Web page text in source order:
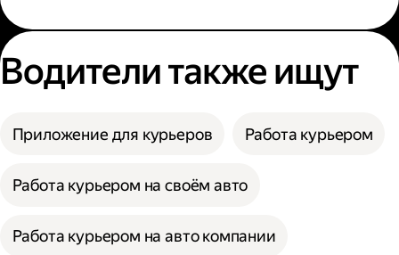
Водители также ищут
Приложение для курьеров Работа курьером
Работа курьером на своём авто
Работа курьером на авто компании